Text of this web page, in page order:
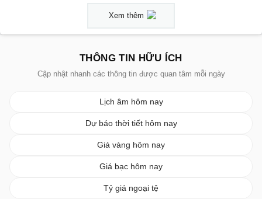
Xem thêm
THÔNG TIN HỮU ÍCH
Cập nhật nhanh các thông tin được quan tâm mỗi ngày
Lịch âm hôm nay
Dự báo thời tiết hôm nay
Giá vàng hôm nay
Giá bạc hôm nay
Tỷ giá ngoại tệ